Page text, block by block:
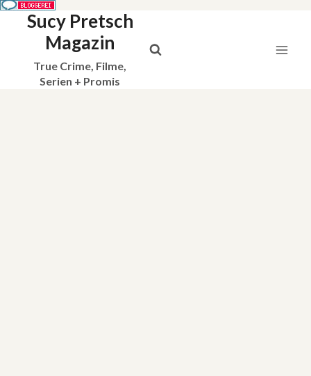
Sucy Pretsch
Magazin
True Crime, Filme,
Serien + Promis